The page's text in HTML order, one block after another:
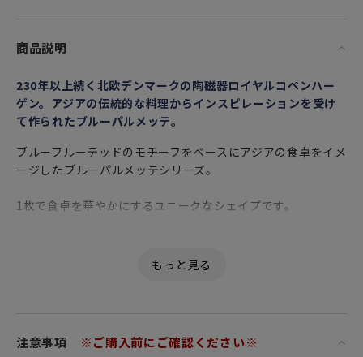
商品説明
230年以上続く北欧デンマークの陶磁器ロイヤルコペンハー
ゲン。アジアの伝統的な料理からインスピレーションを受け
て作られたブルーパルメッテ。
ブルーフルーテッドのモチーフをベースにアジアの食卓をイメ
ージしたブルーパルメッテシリーズ。
1枚で食卓を華やかにするユニークなシェイプです。
感があります。表面は縄目を模したレリーフ加工。紺色で描
り付けにも最適。絵付けの上から釉薬をかけて焼くアンダー
注意事項 ※ご購入前にご確認ください※